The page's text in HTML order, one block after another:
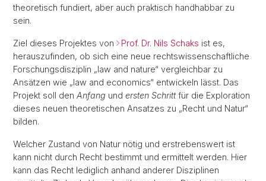
theoretisch fundiert, aber auch praktisch handhabbar zu
sein.
Ziel dieses Projektes von Prof. Dr. Nils Schaks ist es,
herauszufinden, ob sich eine neue rechtswissenschaftliche
Forschungsdisziplin „law and nature“ vergleichbar zu
Ansätzen wie „law and economics“ entwickeln lässt. Das
Projekt soll den Anfang und ersten Schrittfür die Exploration
dieses neuen theoretischen Ansatzes zu „Recht und Natur“
bilden.
Welcher Zustand von Natur nötig und erstrebenswert ist
kann nicht durch Recht bestimmt und ermittelt werden. Hier
kann das Recht lediglich anhand anderer Disziplinen